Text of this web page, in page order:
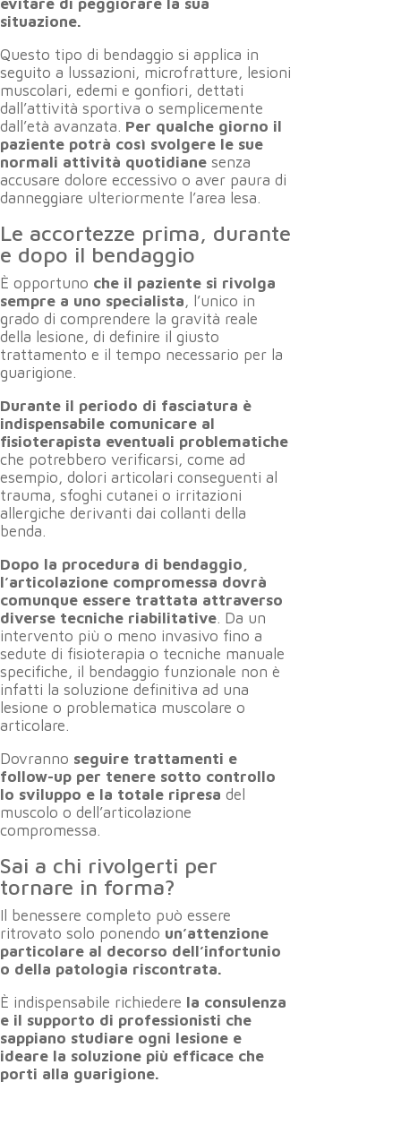
situazione.
Questo tipo di bendaggio si applica in
seguito a lussazioni, microfratture, lesioni
muscolari, edemi e gonfiori, dettati
dall’attività sportiva o semplicemente
dall’età avanzata. Per qualche giorno il
paziente potrà così svolgere le sue
normali attività quotidiane senza
accusare dolore eccessivo o aver paura di
danneggiare ulteriormente l’area lesa.
Le accortezze prima, durante
e dopo il bendaggio
È opportuno che il paziente si rivolga
sempre a uno specialista, l’unico in
grado di comprendere la gravità reale
della lesione, di definire il giusto
trattamento e il tempo necessario per la
guarigione.
Durante il periodo di fasciatura è
indispensabile comunicare al
fisioterapista eventuali problematiche
che potrebbero verificarsi, come ad
esempio, dolori articolari conseguenti al
trauma, sfoghi cutanei o irritazioni
allergiche derivanti dai collanti della
benda.
Dopo la procedura di bendaggio,
l’articolazione compromessa dovrà
comunque essere trattata attraverso
diverse tecniche riabilitative. Da un
intervento più o meno invasivo fino a
sedute di fisioterapia o tecniche manuale
specifiche, il bendaggio funzionale non è
infatti la soluzione definitiva ad una
lesione o problematica muscolare o
articolare.
Dovranno seguire trattamenti e
follow-up per tenere sotto controllo
lo sviluppo e la totale ripresa del
muscolo o dell’articolazione
compromessa.
Sai a chi rivolgerti per
tornare in forma?
Il benessere completo può essere
ritrovato solo ponendo un’attenzione
particolare al decorso dell’infortunio
o della patologia riscontrata.
È indispensabile richiedere la consulenza
e il supporto di professionisti che
sappiano studiare ogni lesione e
ideare la soluzione più efficace che
porti alla guarigione.